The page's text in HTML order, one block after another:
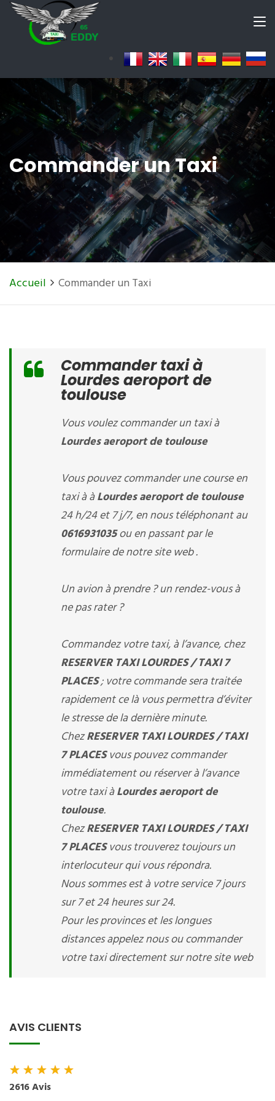
Commander un Taxi
Accueil Commander un Taxi
Commander taxi à
Lourdes aeroport de
toulouse
Vous voulez commander un taxi à
Lourdes aeroport de toulouse
Vous pouvez commander une course en
taxi à àLourdes aeroport de toulouse
24 h/24 et 7 j/7, en nous téléphonant au
0616931035ou en passant par le
formulaire de notre site web .
Un avion à prendre ? un rendez-vous à
ne pas rater ?
Commandez votre taxi, à l’avance, chez
RESERVER TAXI LOURDES / TAXI 7
PLACES; votre commande sera traitée
rapidement ce là vous permettra d’éviter
le stresse de la dernière minute.
ChezRESERVER TAXI LOURDES / TAXI
7 PLACESvous pouvez commander
immédiatement ou réserver à l’avance
votre taxi àLourdes aeroport de
toulouse.
ChezRESERVER TAXI LOURDES / TAXI
7 PLACESvous trouverez toujours un
interlocuteur qui vous répondra.
Nous sommes est à votre service 7 jours
sur 7 et 24 heures sur 24.
Pour les provinces et les longues
distances appelez nous ou commander
votre taxi directement sur notre site web
AVIS CLIENTS
★★★★★
2616 Avis